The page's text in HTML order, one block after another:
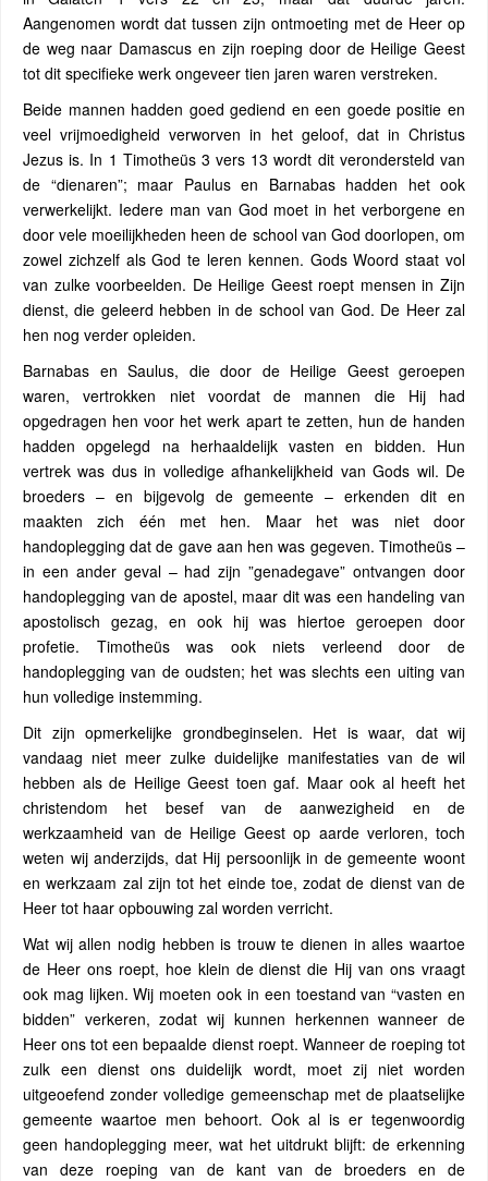
Aangenomen wordt dat tussen zijn ontmoeting met de Heer op
de weg naar Damascus en zijn roeping door de Heilige Geest
tot dit specifieke werk ongeveer tien jaren waren verstreken.
Beide mannen hadden goed gediend en een goede positie en
veel vrijmoedigheid verworven in het geloof, dat in Christus
Jezus is. In 1 Timotheüs 3 vers 13 wordt dit verondersteld van
de “dienaren”; maar Paulus en Barnabas hadden het ook
verwerkelijkt. Iedere man van God moet in het verborgene en
door vele moeilijkheden heen de school van God doorlopen, om
zowel zichzelf als God te leren kennen. Gods Woord staat vol
van zulke voorbeelden. De Heilige Geest roept mensen in Zijn
dienst, die geleerd hebben in de school van God. De Heer zal
hen nog verder opleiden.
Barnabas en Saulus, die door de Heilige Geest geroepen
waren, vertrokken niet voordat de mannen die Hij had
opgedragen hen voor het werk apart te zetten, hun de handen
hadden opgelegd na herhaaldelijk vasten en bidden. Hun
vertrek was dus in volledige afhankelijkheid van Gods wil. De
broeders – en bijgevolg de gemeente – erkenden dit en
maakten zich één met hen. Maar het was niet door
handoplegging dat de gave aan hen was gegeven. Timotheüs –
in een ander geval – had zijn ”genadegave” ontvangen door
handoplegging van de apostel, maar dit was een handeling van
apostolisch gezag, en ook hij was hiertoe geroepen door
profetie. Timotheüs was ook niets verleend door de
handoplegging van de oudsten; het was slechts een uiting van
hun volledige instemming.
Dit zijn opmerkelijke grondbeginselen. Het is waar, dat wij
vandaag niet meer zulke duidelijke manifestaties van de wil
hebben als de Heilige Geest toen gaf. Maar ook al heeft het
christendom het besef van de aanwezigheid en de
werkzaamheid van de Heilige Geest op aarde verloren, toch
weten wij anderzijds, dat Hij persoonlijk in de gemeente woont
en werkzaam zal zijn tot het einde toe, zodat de dienst van de
Heer tot haar opbouwing zal worden verricht.
Wat wij allen nodig hebben is trouw te dienen in alles waartoe
de Heer ons roept, hoe klein de dienst die Hij van ons vraagt
ook mag lijken. Wij moeten ook in een toestand van “vasten en
bidden” verkeren, zodat wij kunnen herkennen wanneer de
Heer ons tot een bepaalde dienst roept. Wanneer de roeping tot
zulk een dienst ons duidelijk wordt, moet zij niet worden
uitgeoefend zonder volledige gemeenschap met de plaatselijke
gemeente waartoe men behoort. Ook al is er tegenwoordig
geen handoplegging meer, wat het uitdrukt blijft: de erkenning
van deze roeping van de kant van de broeders en de